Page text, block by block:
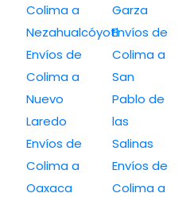
Colima a
Nezahualcóyotl
Envíos de
Colima a
Nuevo
Laredo
Envíos de
Colima a
Oaxaca
Garza
Envíos de
Colima a
San
Pablo de
las
Salinas
Envíos de
Colima a